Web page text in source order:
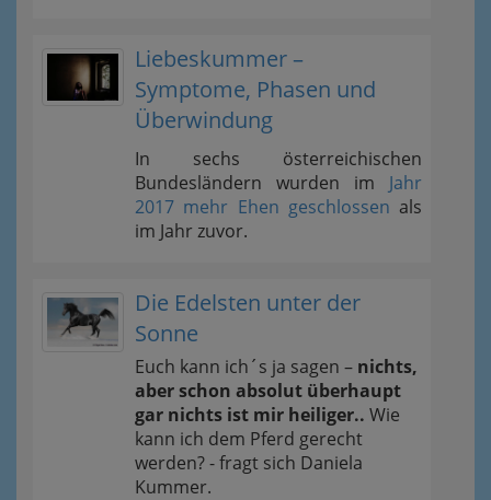
Liebeskummer –
Symptome, Phasen und
Überwindung
In sechs österreichischen
Bundesländern wurden im Jahr
2017 mehr Ehen geschlossen als
im Jahr zuvor.
Die Edelsten unter der
Sonne
Euch kann ich´s ja sagen – nichts,
aber schon absolut überhaupt
gar nichts ist mir heiliger.. Wie
kann ich dem Pferd gerecht
werden? - fragt sich Daniela
Kummer.